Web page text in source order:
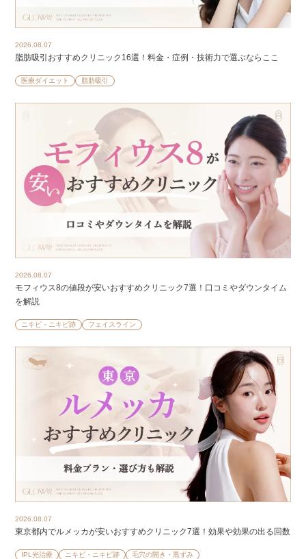
2026.08.07
脂肪吸引おすすめクリニック16選！料金・症例・技術力で選ぶならここ
医療ダイエット 脂肪吸引
2026.08.07
モフィウス8の値段が安いおすすめクリニック7選！口コミやダウンタイム
を解説
ニキビ・ニキビ跡 フェイスライン
2026.08.07
東京都内でルメッカが安いおすすめクリニック7選！効果や効果の出る回数
IPL光治療 ニキビ・ニキビ跡
毛穴の開き・黒ずみ